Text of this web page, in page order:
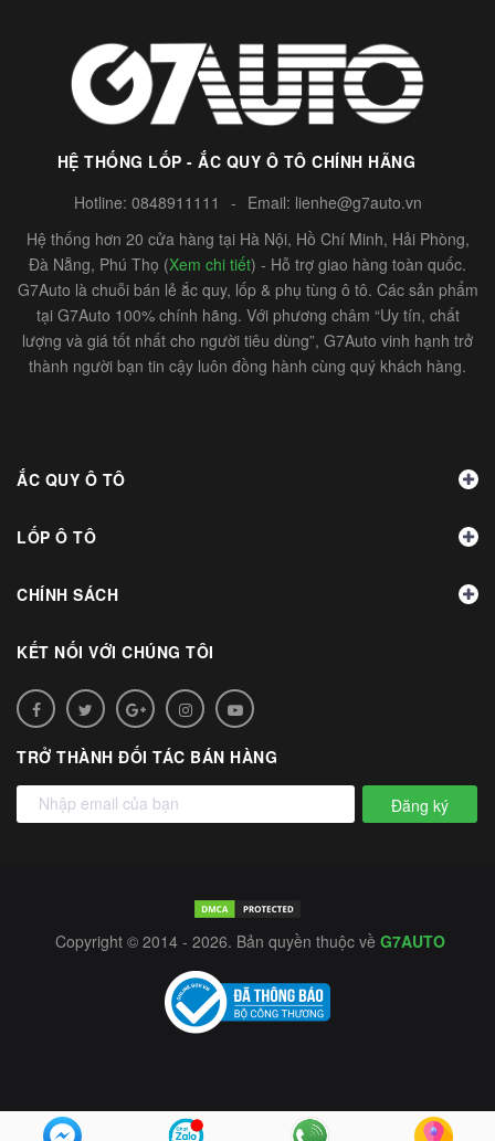
HỆ THỐNG LỐP - ẮC QUY Ô TÔ CHÍNH HÃNG
Hotline: 0848911111 - Email: lienhe@g7auto.vn
Hệ thống hơn 20 cửa hàng tại Hà Nội, Hồ Chí Minh, Hải Phòng,
Đà Nẵng, Phú Thọ (Xem chi tiết) - Hỗ trợ giao hàng toàn quốc.
G7Auto là chuỗi bán lẻ ắc quy, lốp & phụ tùng ô tô. Các sản phẩm
tại G7Auto 100% chính hãng. Với phương châm “Uy tín, chất
lượng và giá tốt nhất cho người tiêu dùng”, G7Auto vinh hạnh trở
thành người bạn tin cậy luôn đồng hành cùng quý khách hàng.
ẮC QUY Ô TÔ
LỐP Ô TÔ
CHÍNH SÁCH
KẾT NỐI VỚI CHÚNG TÔI
TRỞ THÀNH ĐỐI TÁC BÁN HÀNG
Đăng ký
Copyright © 2014 - 2026. Bản quyền thuộc về G7AUTO